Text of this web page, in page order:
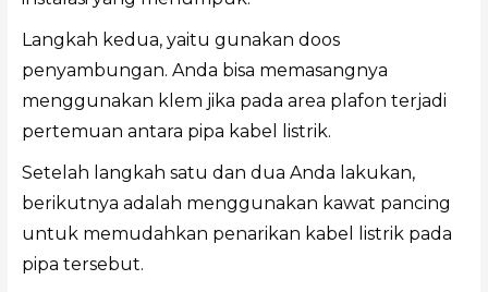
Langkah kedua, yaitu gunakan doos
penyambungan. Anda bisa memasangnya
menggunakan klem jika pada area plafon terjadi
pertemuan antara pipa kabel listrik.
Setelah langkah satu dan dua Anda lakukan,
berikutnya adalah menggunakan kawat pancing
untuk memudahkan penarikan kabel listrik pada
pipa tersebut.